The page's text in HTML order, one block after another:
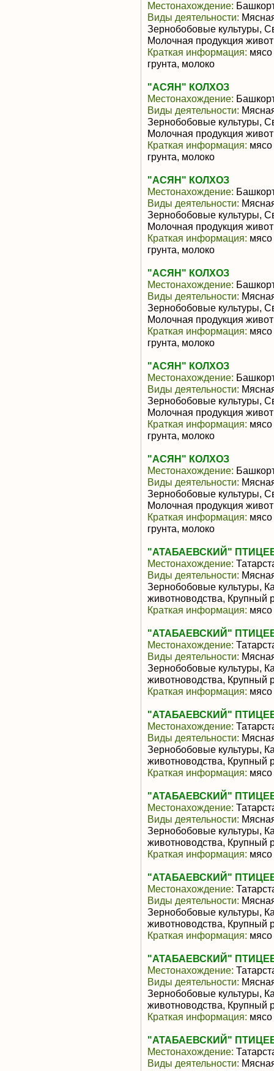
Местонахождение:
Виды деятельности:
Зернобобовые культуры,
Молочная продукция
Краткая информация: мясо
грунта, молоко
"АСЯН" КОЛХОЗ
Местонахождение:
Виды деятельности:
Зернобобовые культуры,
Молочная продукция
Краткая информация: мясо
грунта, молоко
"АСЯН" КОЛХОЗ
Местонахождение:
Виды деятельности:
Зернобобовые культуры,
Молочная продукция
Краткая информация: мясо
грунта, молоко
"АСЯН" КОЛХОЗ
Местонахождение:
Виды деятельности:
Зернобобовые культуры,
Молочная продукция
Краткая информация: мясо
грунта, молоко
"АСЯН" КОЛХОЗ
Местонахождение:
Виды деятельности:
Зернобобовые культуры,
Молочная продукция
Краткая информация: мясо
грунта, молоко
"АСЯН" КОЛХОЗ
Местонахождение:
Виды деятельности:
Зернобобовые культуры,
Молочная продукция
Краткая информация: мясо
грунта, молоко
"АТАБАЕВСКИЙ"
Местонахождение:
Виды деятельности:
Зернобобовые культуры,
животноводства, Крупный
Краткая информация: мясо
"АТАБАЕВСКИЙ"
Местонахождение:
Виды деятельности:
Зернобобовые культуры,
животноводства, Крупный
Краткая информация: мясо
"АТАБАЕВСКИЙ"
Местонахождение:
Виды деятельности:
Зернобобовые культуры,
животноводства, Крупный
Краткая информация: мясо
"АТАБАЕВСКИЙ"
Местонахождение:
Виды деятельности:
Зернобобовые культуры,
животноводства, Крупный
Краткая информация: мясо
"АТАБАЕВСКИЙ"
Местонахождение:
Виды деятельности:
Зернобобовые культуры,
животноводства, Крупный
Краткая информация: мясо
"АТАБАЕВСКИЙ"
Местонахождение:
Виды деятельности:
Зернобобовые культуры,
животноводства, Крупный
Краткая информация: мясо
"АТАБАЕВСКИЙ"
Местонахождение:
Виды деятельности: